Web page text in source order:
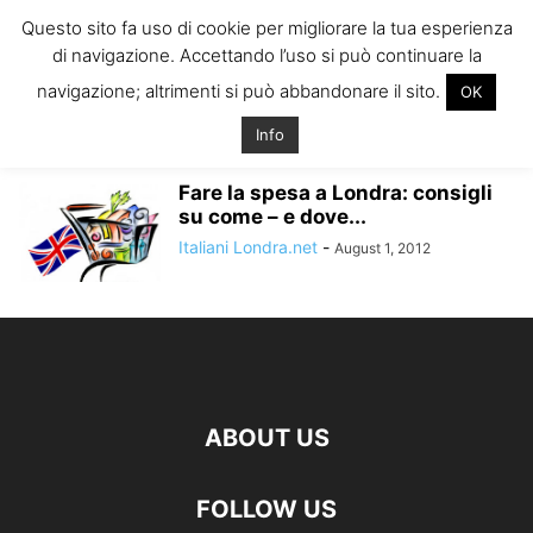
ITALIANI A
LONDRA
Il blog degli Italiani nella rebel city
Home Tags Orari farmers market londra
orari farmers market londra
Fare la spesa a Londra: consigli
su come – e dove...
Italiani Londra.net - August 1, 2012
ABOUT US
FOLLOW US
Questo sito fa uso di cookie per migliorare la tua esperienza
di navigazione. Accettando l’uso si può continuare la
navigazione; altrimenti si può abbandonare il sito.
OK
Info